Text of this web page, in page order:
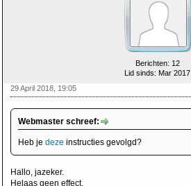
Berichten: 12
Lid sinds: Mar 2017
29 April 2018, 19:05
Webmaster schreef:
Heb je deze instructies gevolgd?
Hallo, jazeker.
Helaas geen effect.